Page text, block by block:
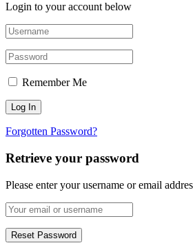
Login to your account below
Remember Me
Forgotten Password?
Retrieve your password
Please enter your username or email